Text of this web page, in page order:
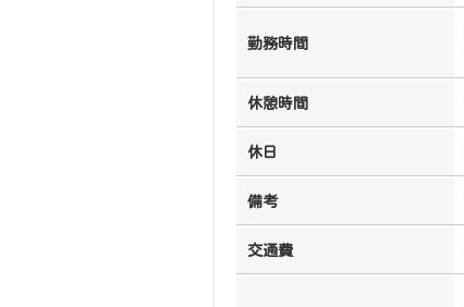
勤務時間
休憩時間
休日
備考
交通費